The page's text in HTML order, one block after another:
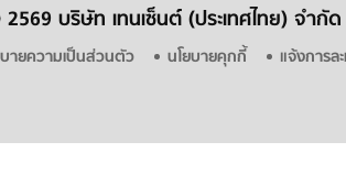
2569 บริษัท เทนเซ็นต์ (ประเทศไทย) จำกัด
ายความเป็นส่วนตัว นโยบายคุกกี้ แจ้งการล